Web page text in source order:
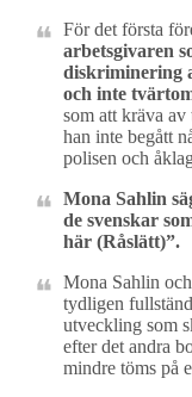
För det första
arbetsgivaren
diskriminering
och inte
som att kräva
han inte begått
polisen och
Mona Sahlin
de svenskar
här (Råslätt)”.
Mona Sahlin
tydligen
utveckling som
efter det andra
mindre töms på